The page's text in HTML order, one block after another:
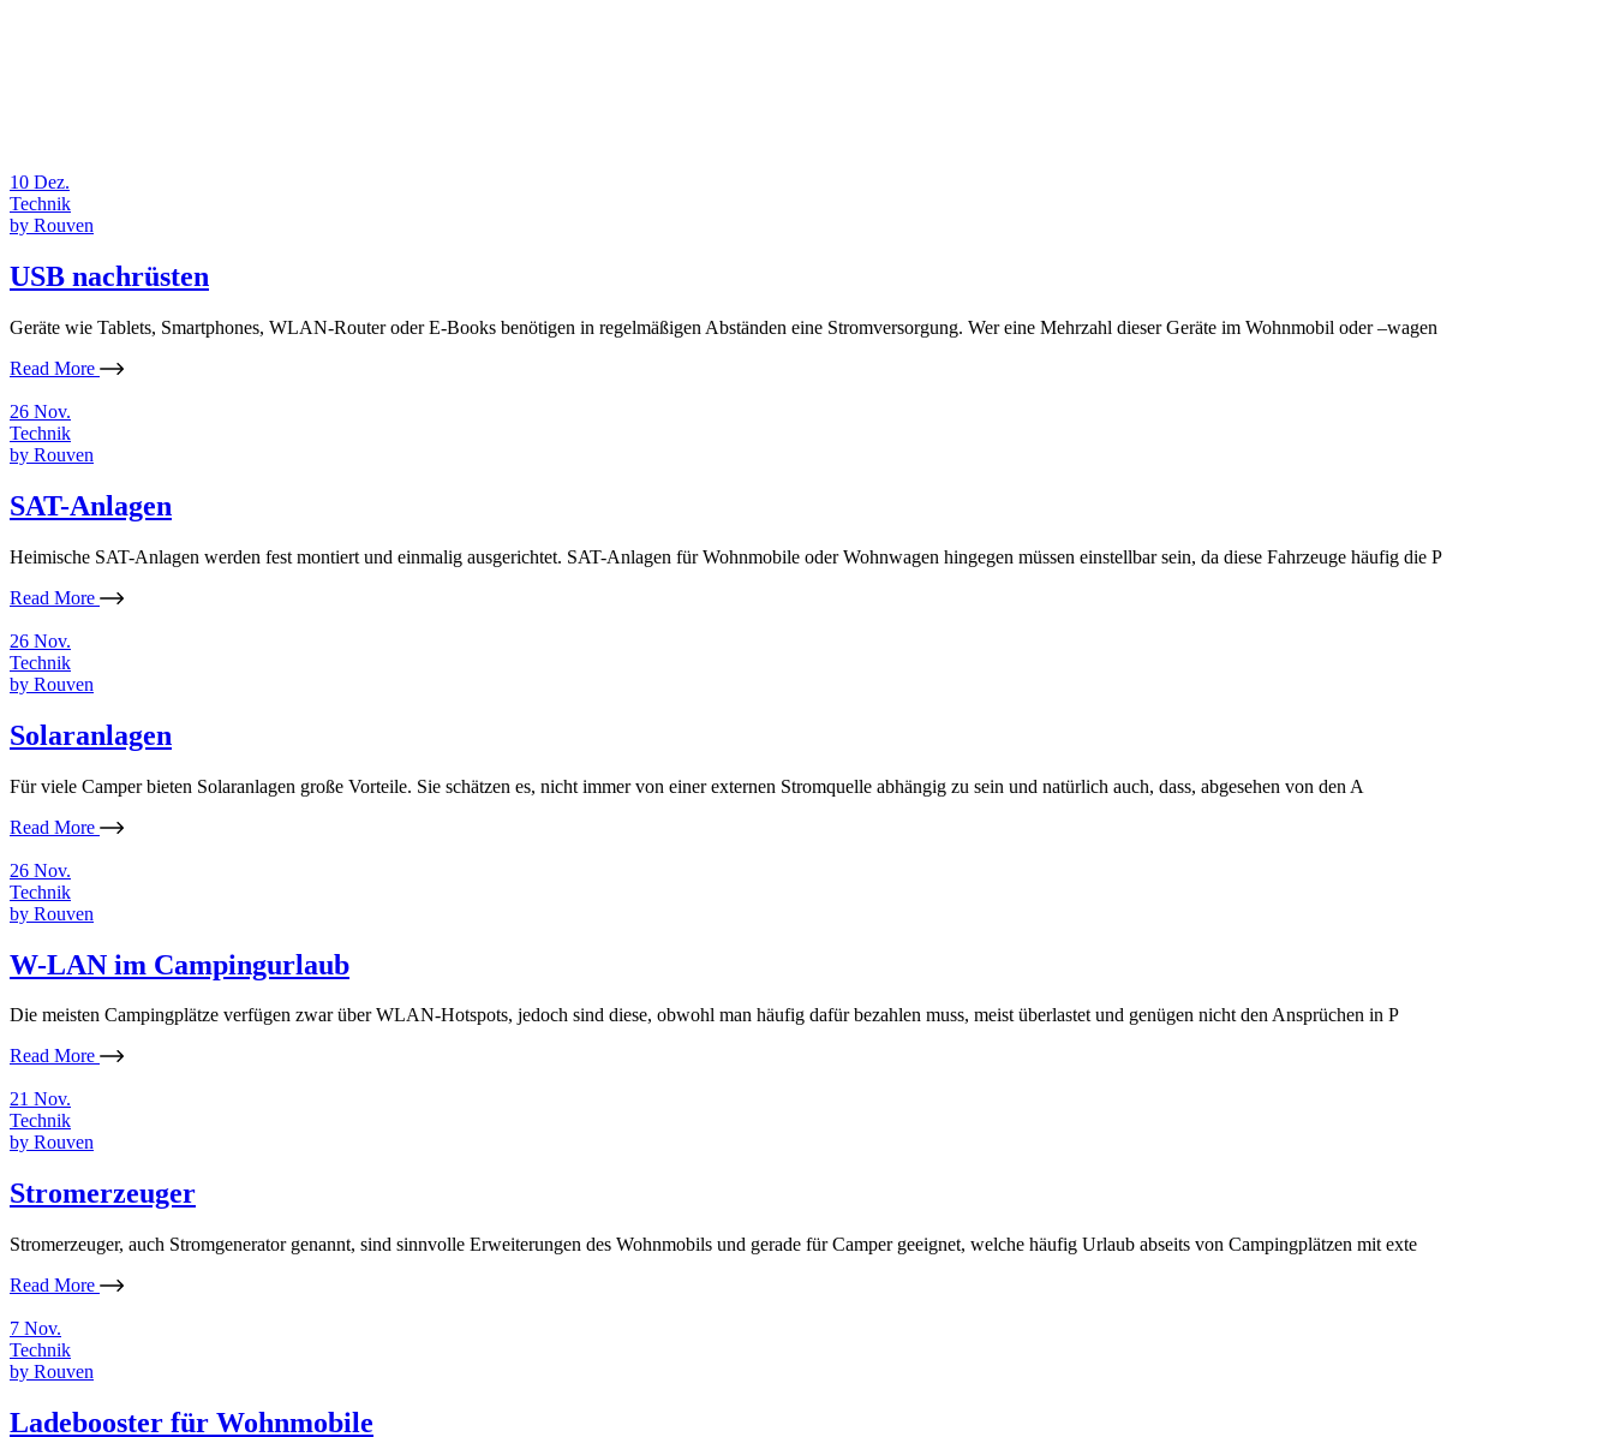
10 Dez.
Technik
by Rouven
USB nachrüsten
Geräte wie Tablets, Smartphones, WLAN-Router oder E-Books benötigen in regelmäßigen Abständen eine Stromversorgung. Wer eine Mehrzahl dieser Geräte im Wohnmobil oder –wagen
Read More
26 Nov.
Technik
by Rouven
SAT-Anlagen
Heimische SAT-Anlagen werden fest montiert und einmalig ausgerichtet. SAT-Anlagen für Wohnmobile oder Wohnwagen hingegen müssen einstellbar sein, da diese Fahrzeuge häufig die P
Read More
26 Nov.
Technik
by Rouven
Solaranlagen
Für viele Camper bieten Solaranlagen große Vorteile. Sie schätzen es, nicht immer von einer externen Stromquelle abhängig zu sein und natürlich auch, dass, abgesehen von den A
Read More
26 Nov.
Technik
by Rouven
W-LAN im Campingurlaub
Die meisten Campingplätze verfügen zwar über WLAN-Hotspots, jedoch sind diese, obwohl man häufig dafür bezahlen muss, meist überlastet und genügen nicht den Ansprüchen in P
Read More
21 Nov.
Technik
by Rouven
Stromerzeuger
Stromerzeuger, auch Stromgenerator genannt, sind sinnvolle Erweiterungen des Wohnmobils und gerade für Camper geeignet, welche häufig Urlaub abseits von Campingplätzen mit exte
Read More
7 Nov.
Technik
by Rouven
Ladebooster für Wohnmobile